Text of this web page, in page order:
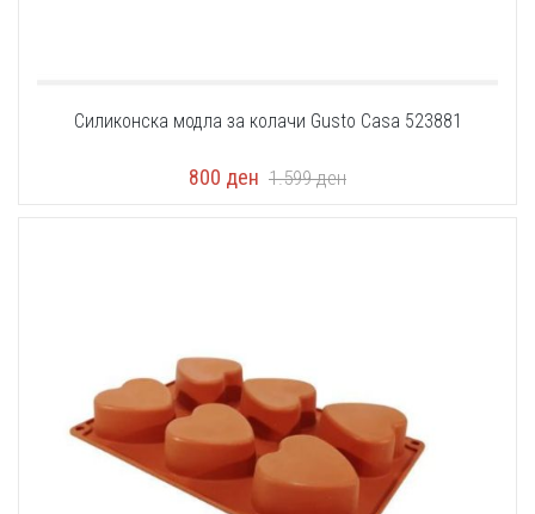
Силиконска модла за колачи Gusto Casa 523881
800 ден 1.599ден